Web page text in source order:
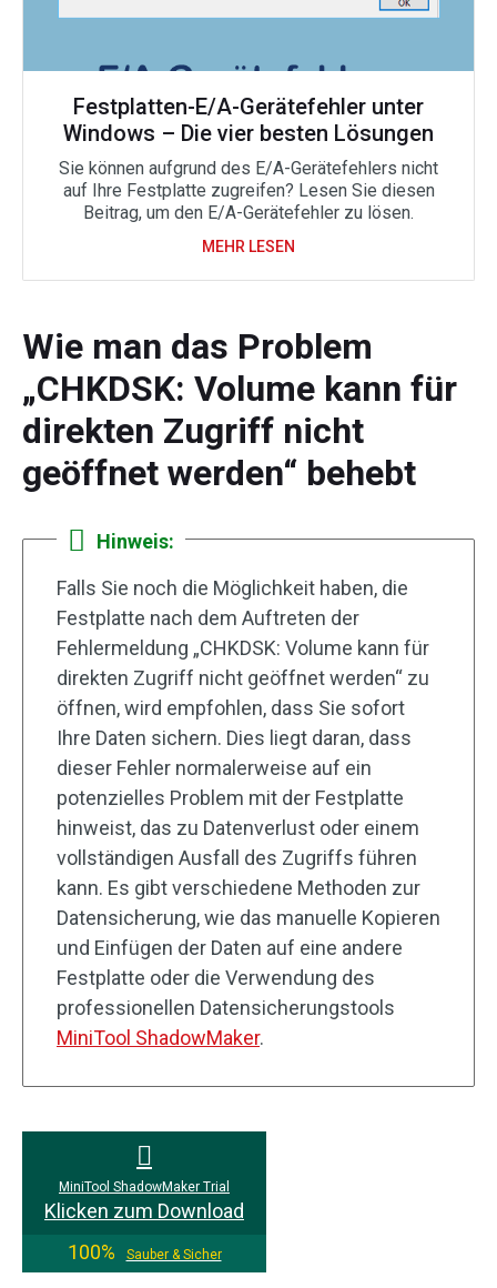
Festplatten-E/A-Gerätefehler unter
Windows – Die vier besten Lösungen
Sie können aufgrund des E/A-Gerätefehlers nicht
auf Ihre Festplatte zugreifen? Lesen Sie diesen
Beitrag, um den E/A-Gerätefehler zu lösen.
MEHR LESEN
Wie man das Problem
„CHKDSK: Volume kann für
direkten Zugriff nicht
geöffnet werden“ behebt
Hinweis:
Falls Sie noch die Möglichkeit haben, die
Festplatte nach dem Auftreten der
Fehlermeldung „CHKDSK: Volume kann für
direkten Zugriff nicht geöffnet werden“ zu
öffnen, wird empfohlen, dass Sie sofort
Ihre Daten sichern. Dies liegt daran, dass
dieser Fehler normalerweise auf ein
potenzielles Problem mit der Festplatte
hinweist, das zu Datenverlust oder einem
vollständigen Ausfall des Zugriffs führen
kann. Es gibt verschiedene Methoden zur
Datensicherung, wie das manuelle Kopieren
und Einfügen der Daten auf eine andere
Festplatte oder die Verwendung des
professionellen Datensicherungstools
MiniTool ShadowMaker.
MiniTool ShadowMaker Trial
Klicken zum Download
100%
Sauber & Sicher